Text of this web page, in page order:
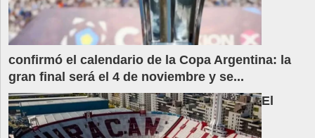
confirmó el calendario de la Copa Argentina: la
gran final será el 4 de noviembre y se...
El